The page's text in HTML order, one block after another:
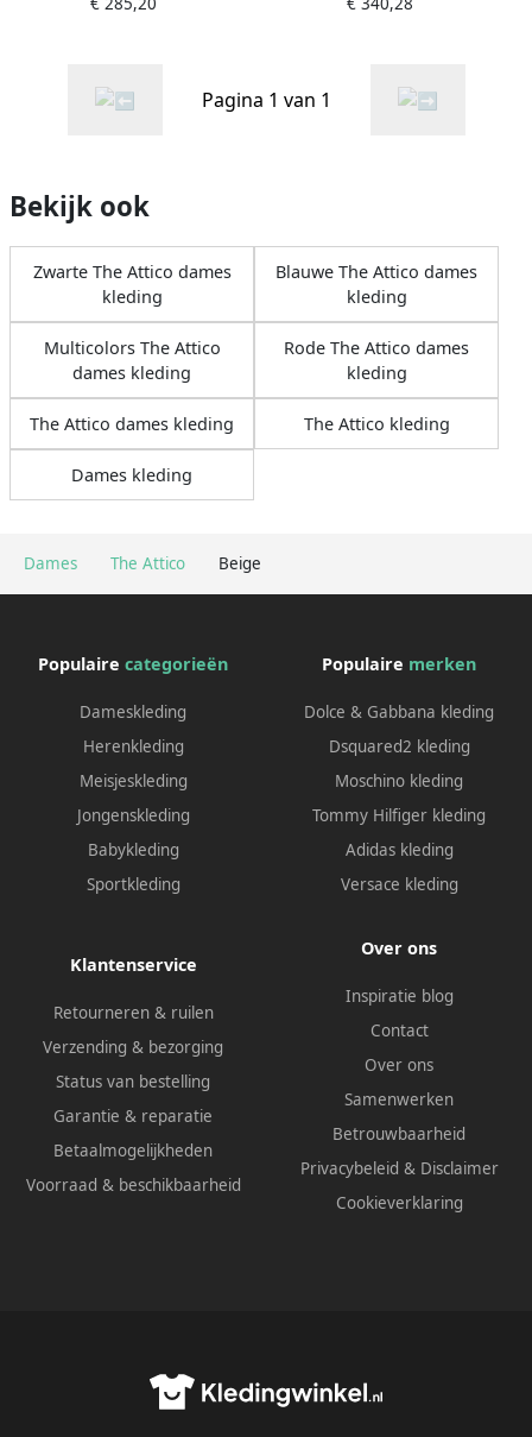
Dames The Attico Beige
Pagina 1 van 1
Bekijk ook
Zwarte The Attico dames
kleding
Blauwe The Attico dames
kleding
Multicolors The Attico
dames kleding
Rode The Attico dames
kleding
The Attico dames kleding The Attico kleding
Dames kleding
Populaire categorieën
Dameskleding
Herenkleding
Meisjeskleding
Jongenskleding
Babykleding
Sportkleding
Populaire merken
Dolce & Gabbana kleding
Dsquared2 kleding
Moschino kleding
Tommy Hilfiger kleding
Adidas kleding
Versace kleding
Klantenservice
Retourneren & ruilen
Verzending & bezorging
Status van bestelling
Garantie & reparatie
Betaalmogelijkheden
Voorraad & beschikbaarheid
Over ons
Inspiratie blog
Contact
Over ons
Samenwerken
Betrouwbaarheid
Privacybeleid & Disclaimer
Cookieverklaring